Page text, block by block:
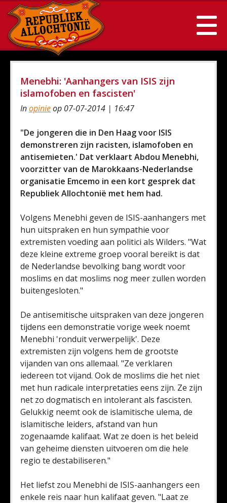
Menebhi: 'Aanhangers van ISIS zijn
islamofoben en fascisten'
Inopinieop 07-07-2014 | 16:47
"De jongeren die in Den Haag voor ISIS
demonstreren zijn racisten, islamofoben en
antisemieten.' Dat verklaart Abdou Menebhi,
voorzitter van de Marokkaans-Nederlandse
organisatie Emcemo in een kort gesprek dat
Republiek Allochtonië met hem had.
Volgens Menebhi geven de ISIS-aanhangers met
hun uitspraken en hun sympathie voor
extremisten voeding aan politici als Wilders. "Wat
deze kleine extreme groep vooral bereikt is dat
de Nederlandse bevolking bang wordt voor
moslims en dat moslims nog meer zullen worden
buitengesloten."
De antisemitische uitspraken van deze jongeren
tijdens een demonstratie vorige week noemt
Menebhi 'ronduit verwerpelijk'. Deze
extremisten zijn volgens hem de grootste
vijanden van ons allemaal. "Ze verklaren
iedereen tot vijand. Ook de moslims die het niet
met hun radicale interpretaties eens zijn. Ze zijn
net zo dogmatisch en intolerant als fascisten.
Gelukkig neemt ook de islamitische ulema, de
islamitische leiders, afstand van hun
zogenaamde kalifaat. Wat ze doen is het beleid
van geheime diensten uitvoeren om die hele
regio te destabiliseren."
Het liefst zou Menebhi de ISIS-aanhangers een
enkele reis naar hun kalifaat geven. "Laat ze